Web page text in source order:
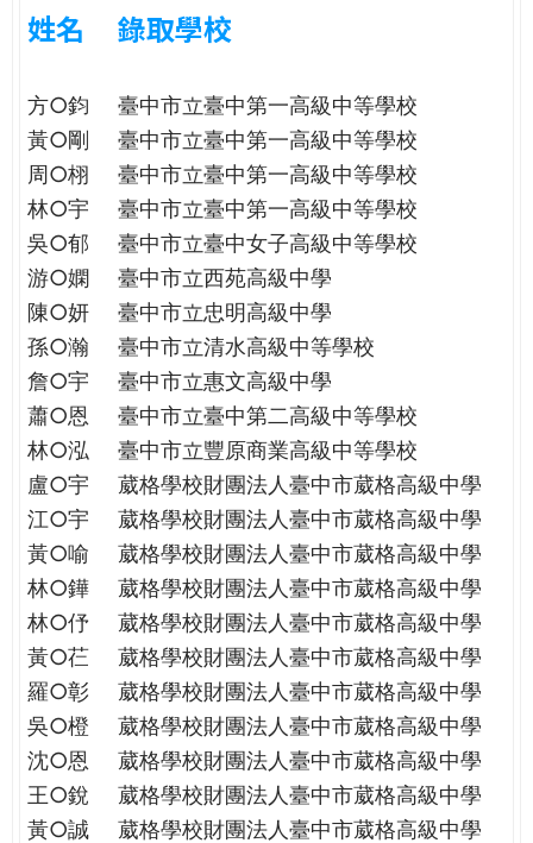
民。
WAGOR
TODAY
THE
WORLD
TOMORROW
PUTTING
YOU
THE
PATH
GLOBAL
CITIZENSHIP
e
e
姓名 錄取學校
方○鈞
臺中市立臺中第一高級中等學校
黃○剛
臺中市立臺中第一高級中等學校
周○栩
臺中市立臺中第一高級中等學校
林○宇
臺中市立臺中第一高級中等學校
吳○郁
臺中市立臺中女子高級中等學校
游○嫻
臺中市立西苑高級中學
陳○妍
臺中市立忠明高級中學
孫○瀚
臺中市立清水高級中等學校
詹○宇
臺中市立惠文高級中學
蕭○恩
臺中市立臺中第二高級中等學校
林○泓
臺中市立豐原商業高級中等學校
盧○宇
葳格學校財團法人臺中市葳格高級中學
江○宇
葳格學校財團法人臺中市葳格高級中學
黃○喻
葳格學校財團法人臺中市葳格高級中學
林○鏵
葳格學校財團法人臺中市葳格高級中學
林○伃
葳格學校財團法人臺中市葳格高級中學
黃○芢
葳格學校財團法人臺中市葳格高級中學
羅○彰
葳格學校財團法人臺中市葳格高級中學
吳○橙
葳格學校財團法人臺中市葳格高級中學
沈○恩
葳格學校財團法人臺中市葳格高級中學
王○銳
葳格學校財團法人臺中市葳格高級中學
黃○誠
葳格學校財團法人臺中市葳格高級中學